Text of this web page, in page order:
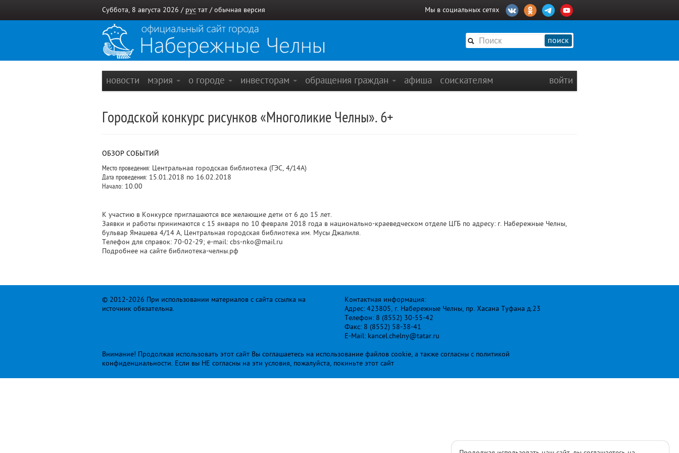
Суббота, 8 августа 2026 / рус тат / обычная версия Мы в социальных сетях
поиск
новости мэрия о городе инвесторам обращения граждан афиша соискателям войти
Городской конкурс рисунков «Многоликие Челны». 6+
ОБЗОР СОБЫТИЙ
Место проведения: Центральная городская библиотека (ГЭС, 4/14А)
Дата проведения: 15.01.2018 по 16.02.2018
Начало: 10.00
К участию в Конкурсе приглашаются все желающие дети от 6 до 15 лет.
Заявки и работы принимаются с 15 января по 10 февраля 2018 года в национально-краеведческом отделе ЦГБ по адресу: г. Набережные Челны,
бульвар Ямашева 4/14 А, Центральная городская библиотека им. Мусы Джалиля.
Телефон для справок: 70-02-29; e-mail: cbs-nko@mail.ru
Подробнее на сайте библиотека-челны.рф
© 2012-2026 При использовании материалов с сайта ссылка на
источник обязательна.
Контактная информация:
Адрес: 423805, г. Набережные Челны, пр. Хасана Туфана д.23
Телефон: 8 (8552) 30-55-42
Факс: 8 (8552) 58-38-41
E-Mail: kancel.chelny@tatar.ru
Внимание! Продолжая использовать этот сайт Вы соглашаетесь на использование файлов cookie, а также согласны с политикой
конфиденциальности. Если вы НЕ согласны на эти условия, пожалуйста, покиньте этот сайт